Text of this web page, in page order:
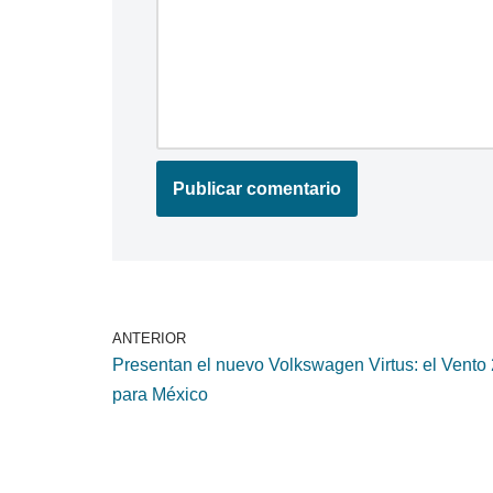
ANTERIOR
Presentan el nuevo Volkswagen Virtus: el Vento
para México